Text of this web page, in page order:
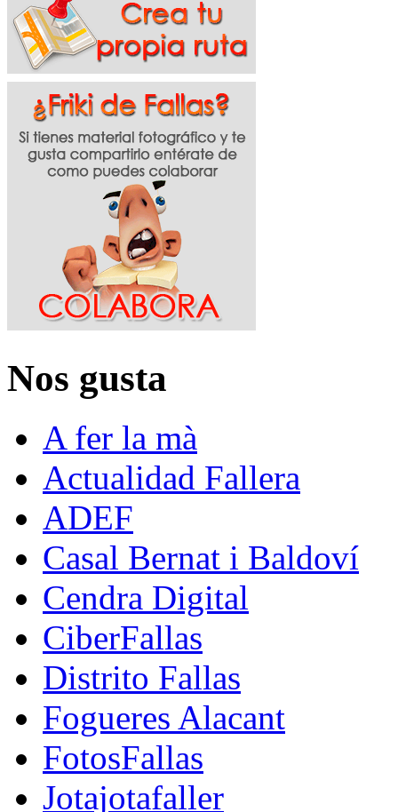
Nos gusta
A fer la mà
Actualidad Fallera
ADEF
Casal Bernat i Baldoví
Cendra Digital
CiberFallas
Distrito Fallas
Fogueres Alacant
FotosFallas
Jotajotafaller